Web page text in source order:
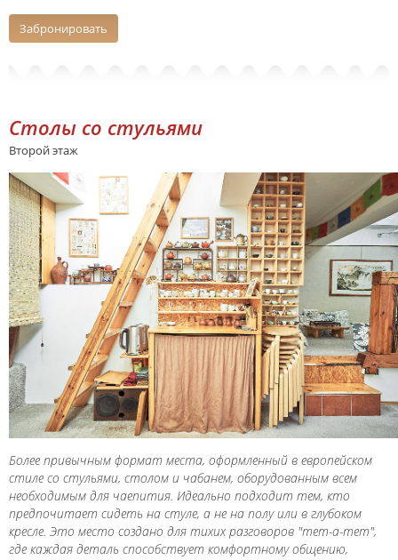
Забронировать
Столы со стульями
Второй этаж
Более привычным формат места, оформленный в европейском
стиле со стульями, столом и чабанем, оборудованным всем
необходимым для чаепития. Идеально подходит тем, кто
предпочитает сидеть на стуле, а не на полу или в глубоком
кресле. Это место создано для тихих разговоров "тет-а-тет",
где каждая деталь способствует комфортному общению,